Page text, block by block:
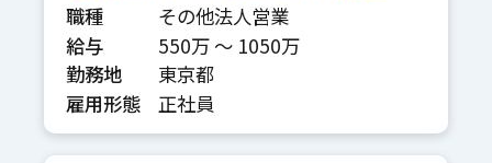
職種
その他法人営業
給与
550万 〜 1050万
勤務地
東京都
雇用形態
正社員